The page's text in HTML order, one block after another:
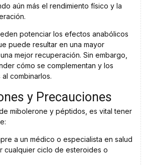
aún más el rendimiento físico y la
potenciar los efectos anabólicos
puede resultar en una mayor
mejor recuperación. Sin embargo,
cómo se complementan y los
combinarlos.
y Precauciones
mibolerone y péptidos, es vital tener
a un médico o especialista en salud
cualquier ciclo de esteroides o